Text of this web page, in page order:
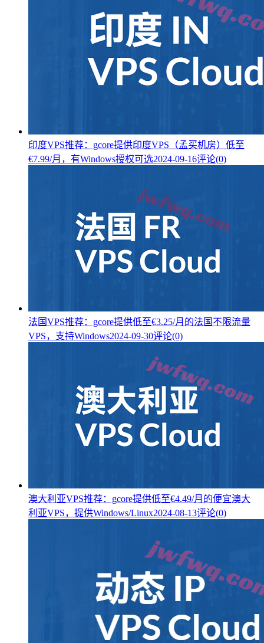
印度VPS推荐：gcore提供印度VPS（孟买机房）低至
€7.99/月，有Windows授权可选2024-09-16评论(0)
法国VPS推荐：gcore提供低至€3.25/月的法国不限流量
VPS，支持Windows2024-09-30评论(0)
澳大利亚VPS推荐：gcore提供低至€4.49/月的便宜澳大
利亚VPS，提供Windows/Linux2024-08-13评论(0)